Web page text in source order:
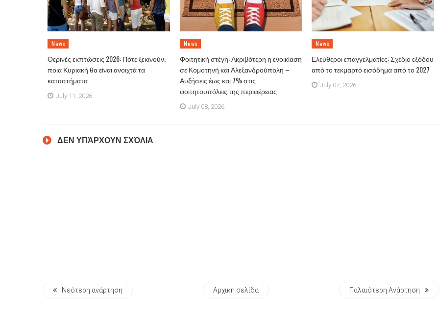
News
Θερινές εκπτώσεις 2026: Πότε ξεκινούν,
ποια Κυριακή θα είναι ανοιχτά τα
καταστήματα
July 11, 2026
News
Φοιτητική στέγη: Ακριβότερη η ενοικίαση
σε Κομοτηνή και Αλεξανδρούπολη –
Αυξήσεις έως και 7% στις
φοιτητουπόλεις της περιφέρειας
July 08, 2026
News
Ελεύθεροι επαγγελματίες: Σχέδιο εξόδου
από το τεκμαρτό εισόδημα από το 2027
July 07, 2026
ΔΕΝ ΥΠΆΡΧΟΥΝ ΣΧΌΛΙΑ
Νεότερη ανάρτηση Αρχική σελίδα Παλαιότερη Ανάρτηση